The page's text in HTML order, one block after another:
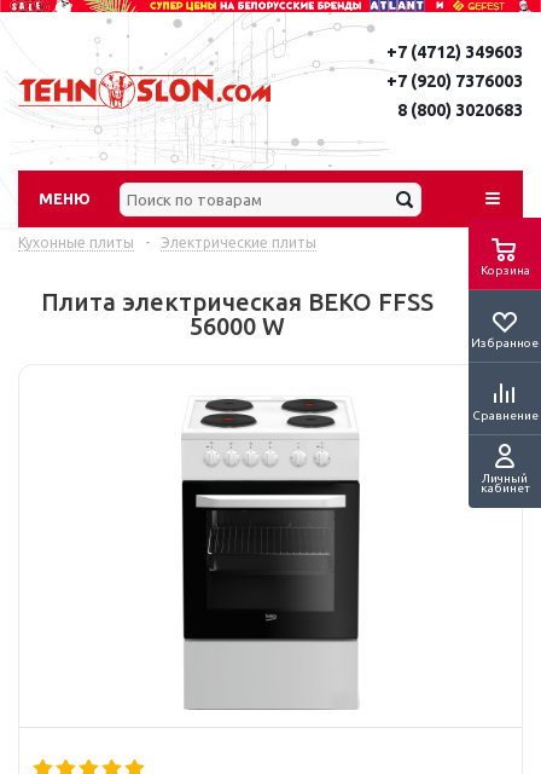
Корзина
Избранное
Сравнение
Личный
кабинет
+7 (4712) 349603
+7 (920) 7376003
8 (800) 3020683
МЕНЮ
Кухонные плиты - Электрические плиты
Плита электрическая BEKO FFSS
56000 W